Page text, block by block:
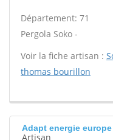
Département: 71
Pergola Soko -
Voir la fiche artisan :
thomas bourillon
Adapt energie
Artisan